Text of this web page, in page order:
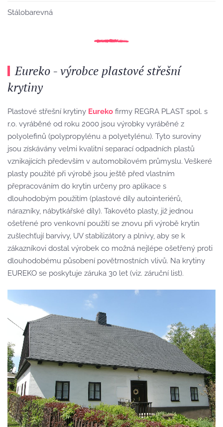
Stálobarevná
Eureko - výrobce plastové střešní
krytiny
Plastové střešní krytiny Eureko firmy REGRA PLAST spol. s
r.o. vyráběné od roku 2000 jsou výrobky vyráběné z
polyolefinů (polypropylénu a polyetylénu). Tyto suroviny
jsou získávány velmi kvalitní separací odpadních plastů
vznikajících především v automobilovém průmyslu. Veškeré
plasty použité při výrobě jsou ještě před vlastním
přepracováním do krytin určeny pro aplikace s
dlouhodobým použitím (plastové díly autointeriérů,
nárazníky, nábytkářské díly). Takovéto plasty, již jednou
ošetřené pro venkovní použití se znovu při výrobě krytin
zušlechťují barvivy, UV stabilizátory a plnivy, aby se k
zákazníkovi dostal výrobek co možná nejlépe ošetřený proti
dlouhodobému působení povětrnostních vlivů. Na krytiny
EUREKO se poskytuje záruka 30 let (viz. záruční list).